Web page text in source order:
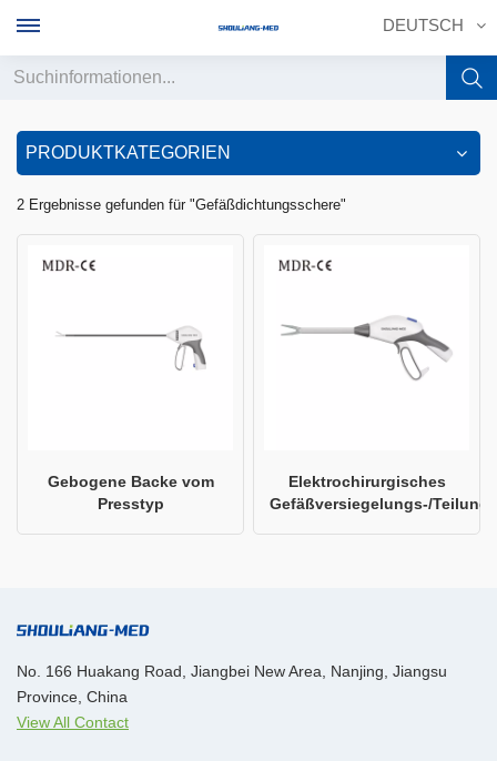
DEUTSCH
English
français
Deutsch
italiano
español
中文
PRODUKTKATEGORIEN
2 Ergebnisse gefunden für "Gefäßdichtungsschere"
Gebogene Backe vom
Presstyp
Elektrochirurgisches
Gefäßversiegelungs-/
No. 166 Huakang Road, Jiangbei New Area, Nanjing, Jiangsu
Province, China
View All Contact